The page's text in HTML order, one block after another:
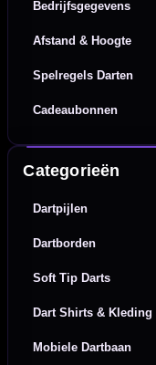
Bedrijfsgegevens
Afstand & Hoogte
Spelregels Darten
Cadeaubonnen
Categorieën
Dartpijlen
Dartborden
Soft Tip Darts
Dart Shirts & Kleding
Mobiele Dartbaan